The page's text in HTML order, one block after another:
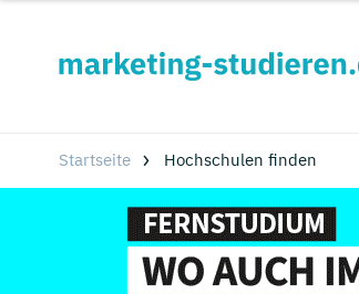
Startseite Hochschulen finden